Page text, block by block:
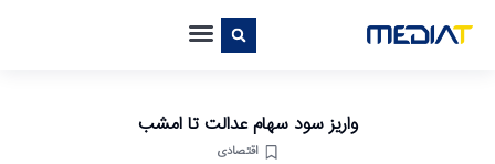
واریز سود سهام عدالت تا امشب
اقتصادی